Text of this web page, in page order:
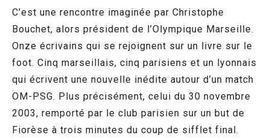
C’est une rencontre imaginée par Christophe
Bouchet, alors président de l’Olympique Marseille.
Onze écrivains qui se rejoignent sur un livre sur le
foot. Cinq marseillais, cinq parisiens et un lyonnais
qui écrivent une nouvelle inédite autour d’un match
OM-PSG. Plus précisément, celui du 30 novembre
2003, remporté par le club parisien sur un but de
Fiorèse à trois minutes du coup de sifflet final.